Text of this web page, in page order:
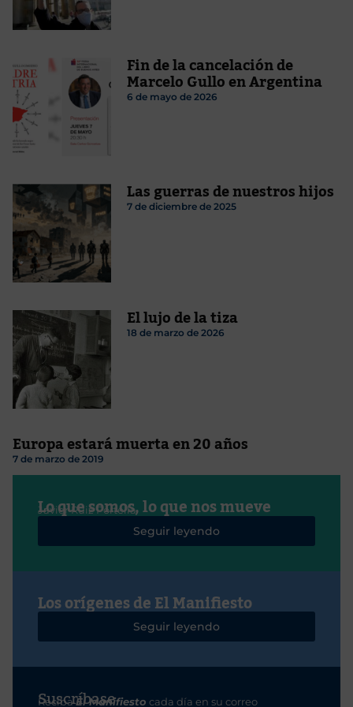
Fin de la cancelación de
Marcelo Gullo en Argentina
6 de mayo de 2026
Las guerras de nuestros hijos
7 de diciembre de 2025
El lujo de la tiza
18 de marzo de 2026
Europa estará muerta en 20 años
7 de marzo de 2019
Lo que somos, lo que nos mueve
Javier Ruiz Portella
Seguir leyendo
Los orígenes de El Manifiesto
Seguir leyendo
Suscríbase
RecibaEl Manifiesto cada día en su correo